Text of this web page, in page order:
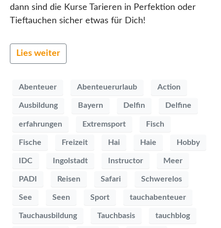
dann sind die Kurse Tarieren in Perfektion oder
Tieftauchen sicher etwas für Dich!
Lies weiter
Abenteuer Abenteuerurlaub Action
Ausbildung Bayern Delfin Delfine
erfahrungen Extremsport Fisch
Fische Freizeit Hai Haie Hobby
IDC Ingolstadt Instructor Meer
PADI Reisen Safari Schwerelos
See Seen Sport tauchabenteuer
Tauchausbildung Tauchbasis tauchblog